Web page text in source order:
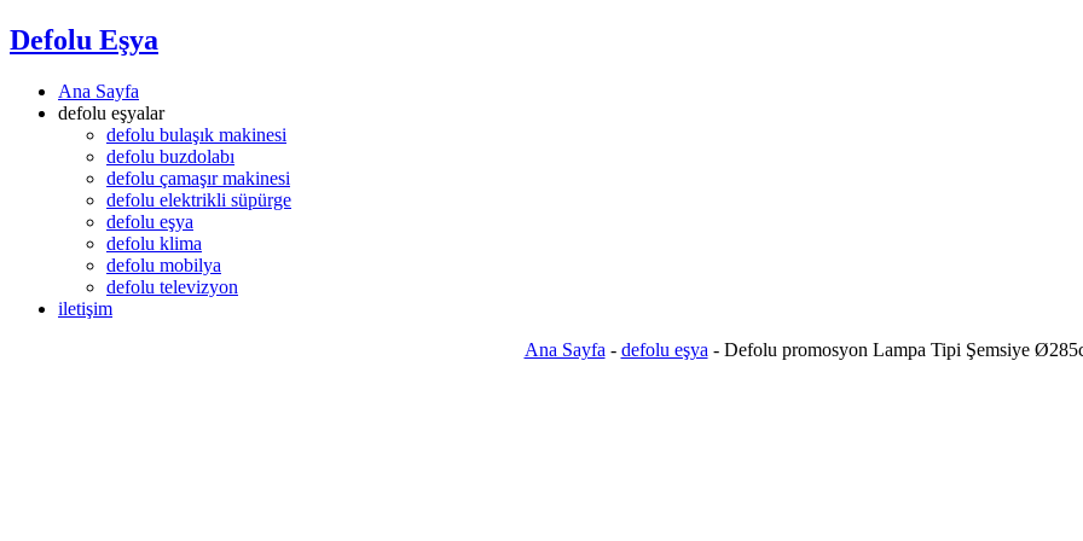
Defolu Eşya
Ana Sayfa
defolu eşyalar
defolu bulaşık makinesi
defolu buzdolabı
defolu çamaşır makinesi
defolu elektrikli süpürge
defolu eşya
defolu klima
defolu mobilya
defolu televizyon
iletişim
Ana Sayfa - defolu eşya - Defolu promosyon Lampa Tipi Şemsiye